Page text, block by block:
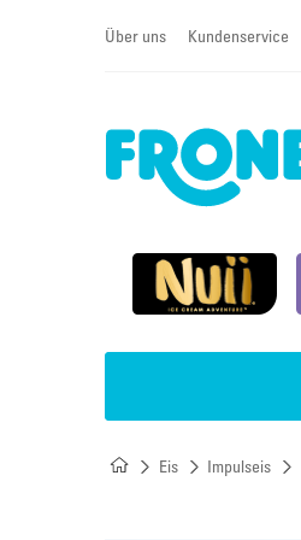
Über uns Kundenservice
Eis Impulseis